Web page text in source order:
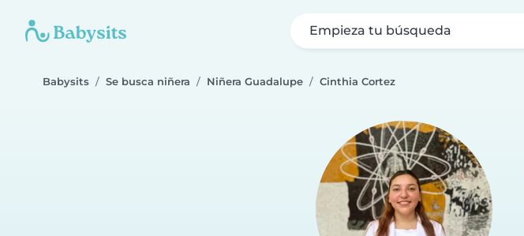
Empieza tu búsqueda
Babysits Se busca niñera Niñera Guadalupe Cinthia Cortez